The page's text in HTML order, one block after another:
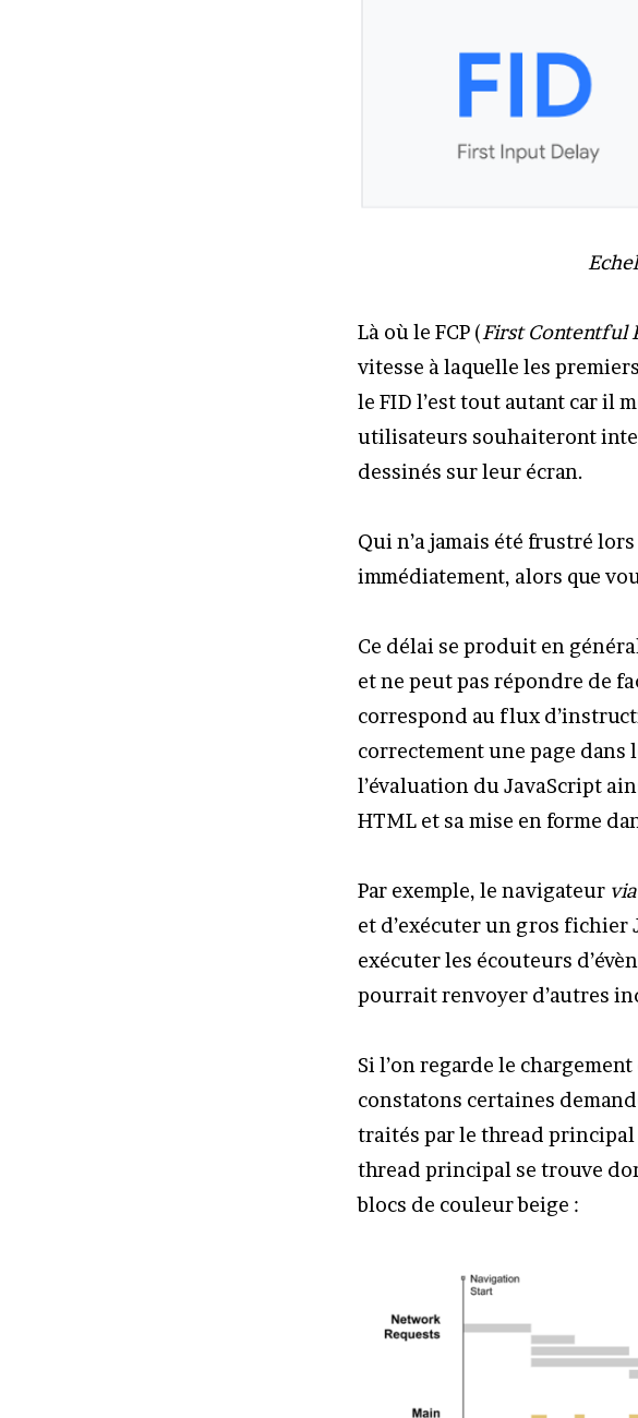
Là où le FCP (First Contentful
vitesse à laquelle les
le FID l’est tout autant car il
utilisateurs souhaiteront
dessinés sur leur écran.
Qui n’a jamais été frustré
immédiatement, alors que
Ce délai se produit en
et ne peut pas répondre de
correspond au flux
correctement une page dans
l’évaluation du JavaScript
HTML et sa mise en forme
Par exemple, le navigateur via
et d’exécuter un gros fichier
exécuter les écouteurs
pourrait renvoyer d’autres
Si l’on regarde le
constatons certaines
traités par le thread principal
thread principal se trouve
blocs de couleur beige :